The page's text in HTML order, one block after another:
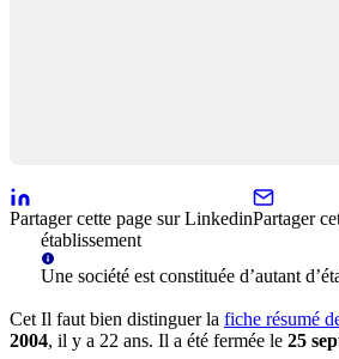
Partager cette page sur LinkedinPartager
Cet
établissement
Une société est constituée d’autant
Il faut bien distinguer la fiche résumé
2004, il y a 22 ans. Il a été fermée le 25